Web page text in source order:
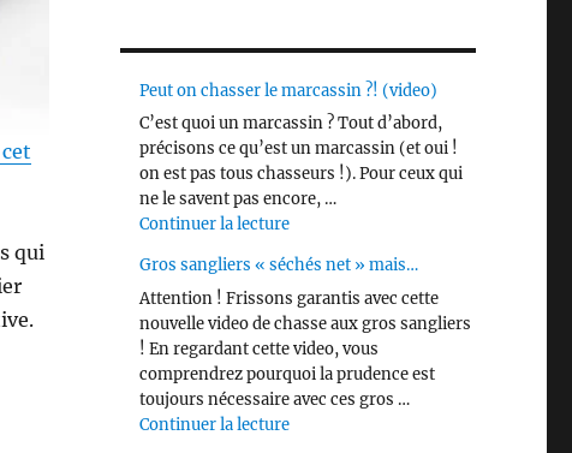
qui
Peut on chasser le marcassin ?! (video)
C’est quoi un marcassin ? Tout d’abord,
précisons ce qu’est un marcassin (et oui !
on est pas tous chasseurs !). Pour ceux qui
ne le savent pas encore, …
Continuer la lecturede « Peut on chasser le marcassin ?!
Gros sangliers « séchés net » mais…
Attention ! Frissons garantis avec cette
nouvelle video de chasse aux gros sangliers
! En regardant cette video, vous
comprendrez pourquoi la prudence est
toujours nécessaire avec ces gros …
Continuer la lecturede « Gros sangliers « séchés net »